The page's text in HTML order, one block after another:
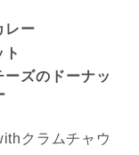
レー
ズのドーナッ
クラムチャウ